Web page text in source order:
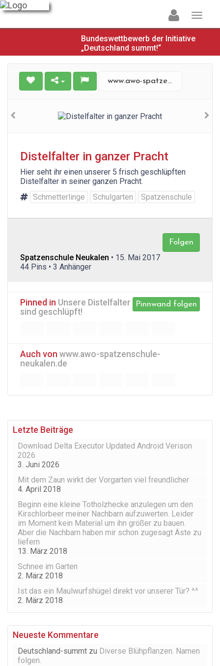
Bundeswettbewerb der Initiative
„Deutschland summt!“
www.awo-spatzenschule-neukalen.de
Distelfalter in ganzer Pracht
Hier seht ihr einen unserer 5 frisch geschlüpften
Distelfalter in seiner ganzen Pracht.
Schmetterlinge
Schulgarten Spatzenschule
Folgen
Spatzenschule Neukalen • 15. Mai 2017
44 Pins • 3 Anhänger
Pinnwand folgen
Pinned in Unsere Distelfalter
sind geschlüpft!
Auch von www.awo-spatzenschule-
neukalen.de
Letzte Beiträge
Download Delta Executor Updated Android Verison
2026
3. Juni 2026
Mit dem Zaun wirkt der Vorgarten viel freundlicher
4. April 2018
Beginn eine kleine Totholzhecke anzulegen um den
Kirschlorbeer meiner Nachbarn aufzuwerten. Leider
im Moment kein Material um ihn größer zu bauen.
Aber die Nachbarn haben mir schon zugesagt Äste zu
liefern
13. März 2018
Schnee im Garten
2. März 2018
Ist das ein Maulwurfshügel direkt vor unserer Tür? ^^
2. März 2018
Neueste Kommentare
Deutschland-summt zu Diverse Blühpflanzen. Namen
folgen.